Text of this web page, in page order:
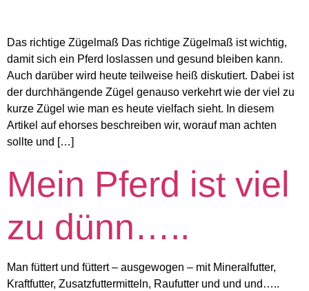
Das richtige Zügelmaß Das richtige Zügelmaß ist wichtig,
damit sich ein Pferd loslassen und gesund bleiben kann.
Auch darüber wird heute teilweise heiß diskutiert. Dabei ist
der durchhängende Zügel genauso verkehrt wie der viel zu
kurze Zügel wie man es heute vielfach sieht. In diesem
Artikel auf ehorses beschreiben wir, worauf man achten
sollte und […]
Mein Pferd ist viel
zu dünn…..
Man füttert und füttert – ausgewogen – mit Mineralfutter,
Kraftfutter, Zusatzfuttermitteln, Raufutter und und und…..